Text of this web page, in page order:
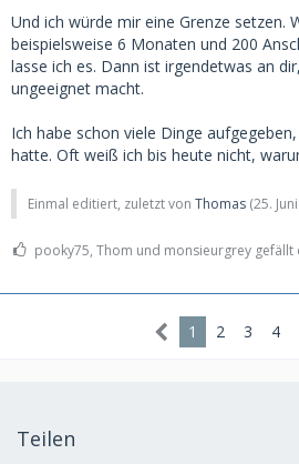
Und ich würde mir eine Grenze setzen.
beispielsweise 6 Monaten und 200
lasse ich es. Dann ist irgendetwas an
ungeeignet macht.
Ich habe schon viele Dinge
hatte. Oft weiß ich bis heute nicht,
Einmal editiert, zuletzt von Thomas (25.
pooky75, Thom und monsieurgrey gefällt
1 2 3 4
Teilen